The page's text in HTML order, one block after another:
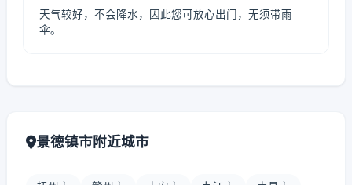
天气较好，不会降水，因此您可放心出门，无须带雨
伞。
景德镇市附近城市